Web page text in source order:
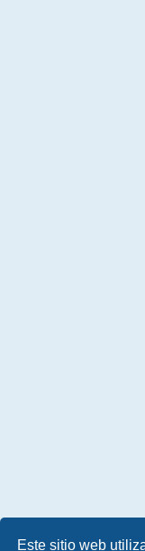
Este sitio web